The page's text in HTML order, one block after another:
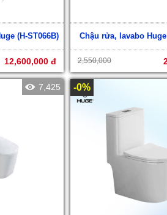
(H-ST066B)
12,600,000 đ
Chậu rửa, lavabo Huge
2,550,000
7,425 -0%